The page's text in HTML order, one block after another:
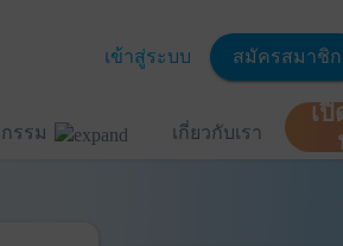
เข้าสู่ระบบ สมัครสมาชิก
รรม เกี่ยวกับเรา
เ